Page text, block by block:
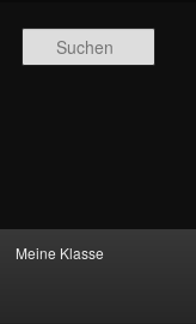
Meine Klasse